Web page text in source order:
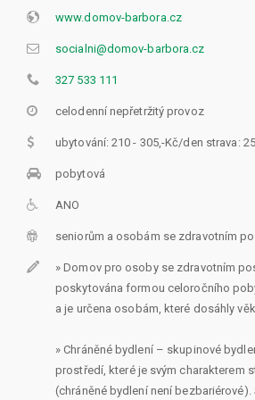
www.domov-barbora.cz
socialni@domov-barbora.cz
327 533 111
celodenní nepřetržitý provoz
ubytování: 210 - 305,-Kč/den strava:
pobytová
ANO
seniorům a osobám se zdravotním
» Domov pro osoby se zdravotním
poskytována formou celoročního
a je určena osobám, které dosáhly
» Chráněné bydlení – skupinové
prostředí, které je svým charakterem
(chráněné bydlení není